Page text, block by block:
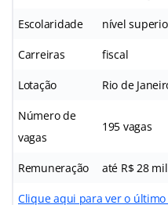
Escolaridade nível
Carreiras fiscal
Lotação Rio de
Número de
vagas
195 vagas
Remuneração até R$ 28 mil
Clique aqui para ver o